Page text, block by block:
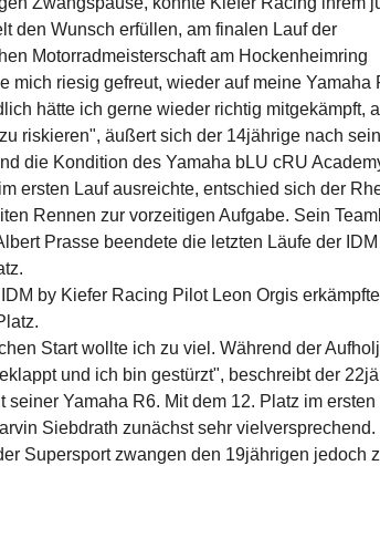
den Wunsch erfüllen, am finalen Lauf der
Motorradmeisterschaft am Hockenheimring
mich riesig gefreut, wieder auf meine Yamaha
hätte ich gerne wieder richtig mitgekämpft,
riskieren", äußert sich der 14jährige nach
die Kondition des Yamaha bLU cRU
ersten Lauf ausreichte, entschied sich der
Rennen zur vorzeitigen Aufgabe. Sein
Prasse beendete die letzten Läufe der
by Kiefer Racing Pilot Leon Orgis
Start wollte ich zu viel. Während der
und ich bin gestürzt", beschreibt der
seiner Yamaha R6. Mit dem 12. Platz im ersten
Siebdrath zunächst sehr vielversprechend.
Supersport zwangen den 19jährigen jedoch